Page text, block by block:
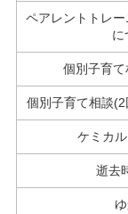
ペアレントトレ
に
個別子育
個別子育て相談
ケミカ
逝去